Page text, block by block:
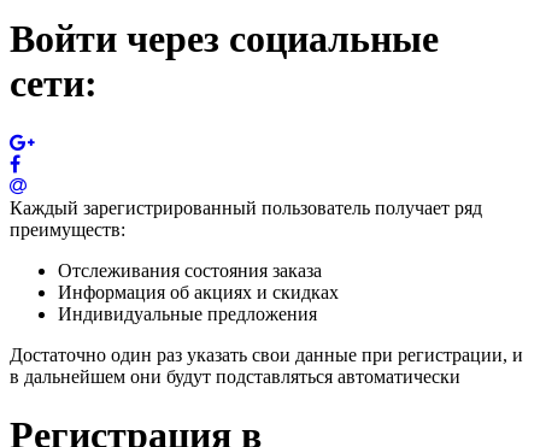
Войти через социальные
сети:
Каждый зарегистрированный пользователь получает ряд
преимуществ:
Отслеживания состояния заказа
Информация об акциях и скидках
Индивидуальные предложения
Достаточно один раз указать свои данные при регистрации, и
в дальнейшем они будут подставляться автоматически
Регистрация в